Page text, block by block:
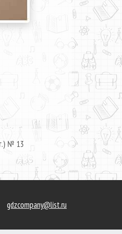
№ 13
gdzcompany@list.ru